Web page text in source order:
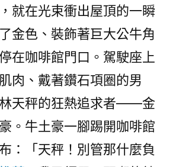
就在光束衝出屋頂的一瞬
金色、裝飾著巨大公牛角
在咖啡館門口。駕駛座上
肉、戴著鑽石項圈的男
天秤的狂熱追求者——金
。牛土豪一腳踢開咖啡館
：「天秤！別管那什麼負